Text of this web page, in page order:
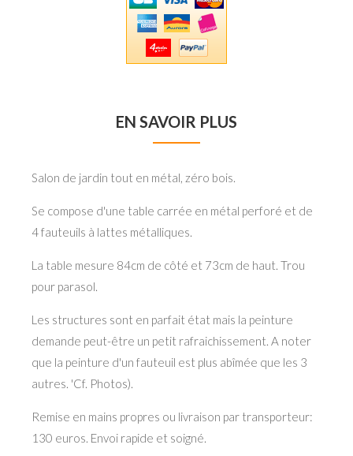
EN SAVOIR PLUS
Salon de jardin tout en métal, zéro bois.
Se compose d'une table carrée en métal perforé et de
4 fauteuils à lattes métalliques.
La table mesure 84cm de côté et 73cm de haut. Trou
pour parasol.
Les structures sont en parfait état mais la peinture
demande peut-être un petit rafraichissement. A noter
que la peinture d'un fauteuil est plus abîmée que les 3
autres. 'Cf. Photos).
Remise en mains propres ou livraison par transporteur:
130 euros. Envoi rapide et soigné.